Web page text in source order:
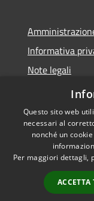
Informativa
Note legali
Dichiarazione
Accessibilità
Questo sito web
necessari al
nonché un
Per maggiori dettagli,
ACCETTA